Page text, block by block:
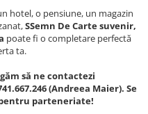
hotel, o pensiune, un magazin
SSemn De Carte suvenir,
poate fi o completare perfectă
ta.
să ne contactezi
(Andreea Maier). Se
parteneriate!